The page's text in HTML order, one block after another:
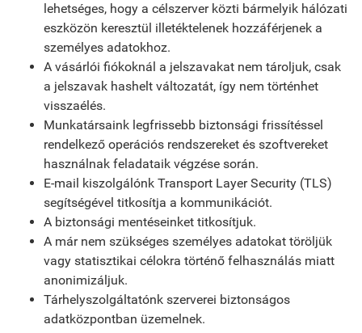
lehetséges, hogy a célszerver közti bármelyik hálózati
eszközön keresztül illetéktelenek hozzáférjenek a
személyes adatokhoz.
A vásárlói fiókoknál a jelszavakat nem tároljuk, csak
a jelszavak hashelt változatát, így nem történhet
visszaélés.
Munkatársaink legfrissebb biztonsági frissítéssel
rendelkező operációs rendszereket és szoftvereket
használnak feladataik végzése során.
E-mail kiszolgálónk Transport Layer Security (TLS)
segítségével titkosítja a kommunikációt.
A biztonsági mentéseinket titkosítjuk.
A már nem szükséges személyes adatokat töröljük
vagy statisztikai célokra történő felhasználás miatt
anonimizáljuk.
Tárhelyszolgáltatónk szerverei biztonságos
adatközpontban üzemelnek.